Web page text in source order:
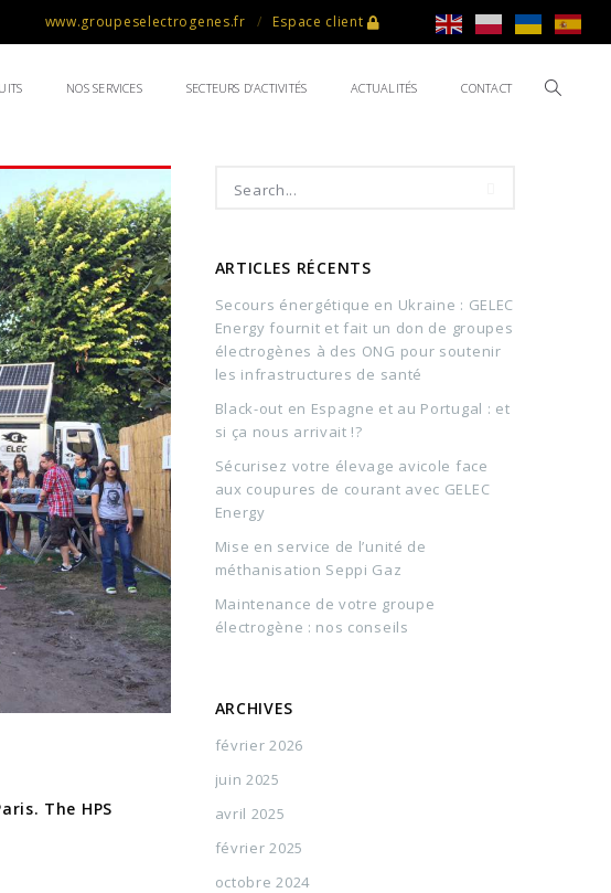
www.groupeselectrogenes.fr Espace client
NOS SERVICES SECTEURS D’ACTIVITÉS ACTUALITÉS CONTACT
The HPS
ARTICLES RÉCENTS
Secours énergétique en Ukraine : GELEC
Energy fournit et fait un don de groupes
électrogènes à des ONG pour soutenir
les infrastructures de santé
Black-out en Espagne et au Portugal : et
si ça nous arrivait !?
Sécurisez votre élevage avicole face
aux coupures de courant avec GELEC
Energy
Mise en service de l’unité de
méthanisation Seppi Gaz
Maintenance de votre groupe
électrogène : nos conseils
ARCHIVES
février 2026
juin 2025
avril 2025
février 2025
octobre 2024